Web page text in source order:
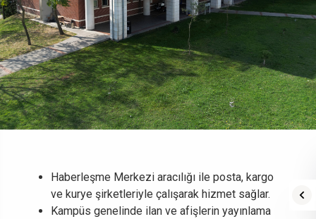
Haberleşme Merkezi aracılığı ile posta, kargo
ve kurye şirketleriyle çalışarak hizmet sağlar.
Kampüs genelinde ilan ve afişlerin yayınlama